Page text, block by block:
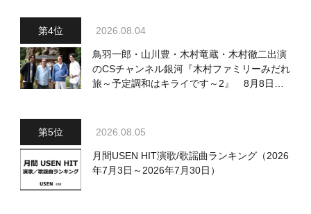
2026.08.04
鳥羽一郎・山川豊・木村竜蔵・木村徹二出演
のCSチャンネル銀河『木村ファミリーみだれ
旅～予定調和はキライです～2』 8月8日
2026.08.05
月間USEN HIT演歌/歌謡曲ランキング（2026
年7月3日～2026年7月30日）